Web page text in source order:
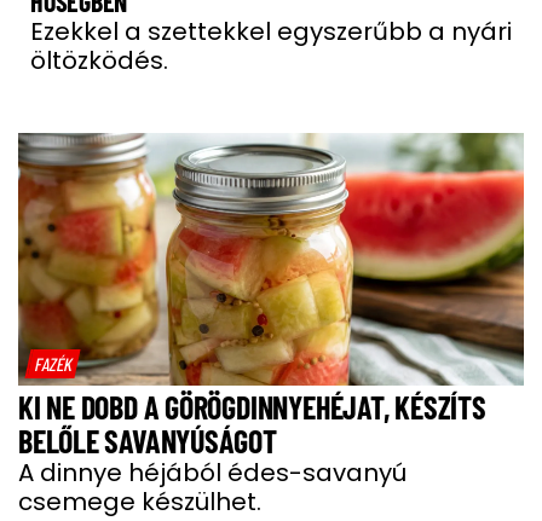
Ezekkel a szettekkel egyszerűbb a nyári
öltözködés.
FAZÉK
KI NE DOBD A GÖRÖGDINNYEHÉJAT, KÉSZÍTS
BELŐLE SAVANYÚSÁGOT
A dinnye héjából édes-savanyú
csemege készülhet.